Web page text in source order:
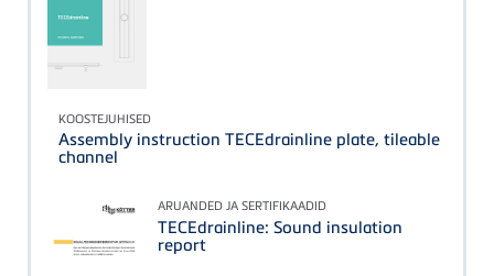
KOOSTEJUHISED
Assembly instruction TECEdrainline plate, tileable
channel
ARUANDED JA SERTIFIKAADID
TECEdrainline: Sound insulation
report